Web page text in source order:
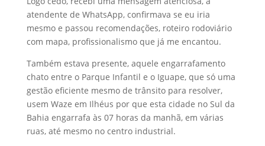
atendente de WhatsApp, confirmava se eu iria
mesmo e passou recomendações, roteiro rodoviário
com mapa, profissionalismo que já me encantou.
Também estava presente, aquele engarrafamento
chato entre o Parque Infantil e o Iguape, que só uma
gestão eficiente mesmo de trânsito para resolver,
usem Waze em Ilhéus por que esta cidade no Sul da
Bahia engarrafa às 07 horas da manhã, em várias
ruas, até mesmo no centro industrial.